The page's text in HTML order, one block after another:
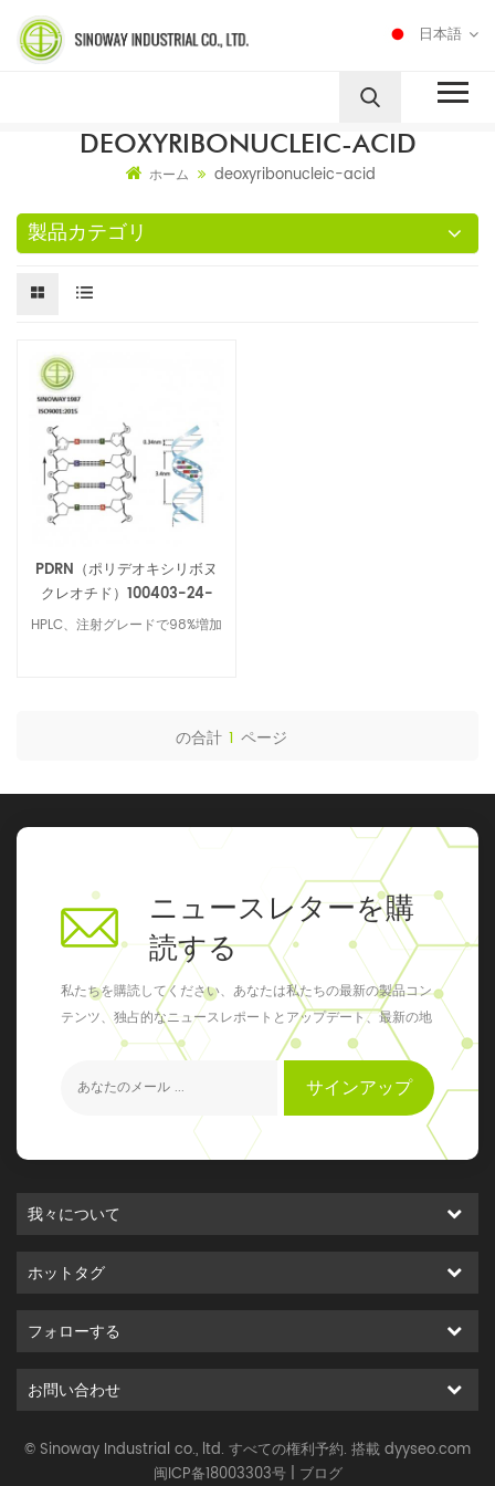
日本語
DEOXYRIBONUCLEIC-ACID
ホーム deoxyribonucleic-acid
製品カテゴリ
PDRN（ポリデオキシリボヌ
クレオチド）100403-24-
5/9007-49-2
HPLC、注射グレードで98%増加
の合計 1 ページ
ニュースレターを購
読する
私たちを購読してください、あなたは私たちの最新の製品コン
テンツ、独占的なニュースレポートとアップデート、最新の地
元のイベントを得ることができます
サインアップ
我々について
ホットタグ
フォローする
お問い合わせ
© Sinoway Industrial co., ltd. すべての権利予約. 搭載dyyseo.com
闽ICP备18003303号| ブログ